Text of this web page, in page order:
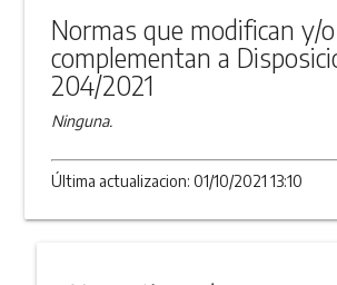
Normas que modifican y/o
complementan a
204/2021
Ninguna.
Última actualizacion: 01/10/2021 13:10